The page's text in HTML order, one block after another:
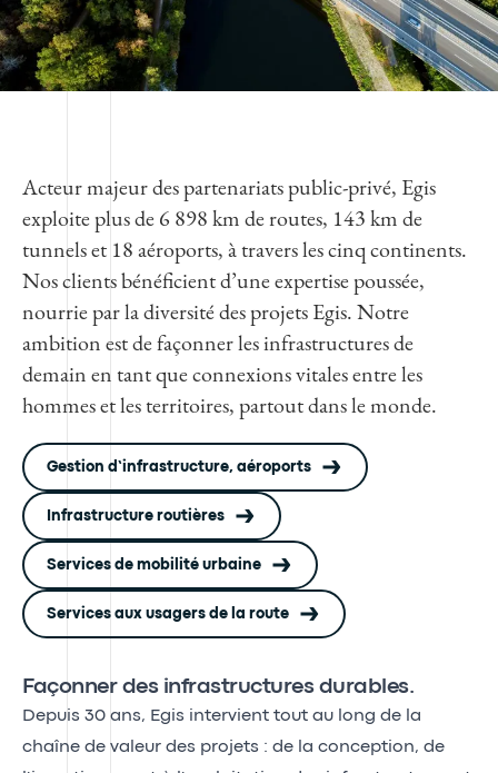
Acteur majeur des partenariats public-privé, Egis
exploite plus de 6 898 km de routes, 143 km de
tunnels et 18 aéroports, à travers les cinq continents.
Nos clients bénéficient d’une expertise poussée,
nourrie par la diversité des projets Egis. Notre
ambition est de façonner les infrastructures de
demain en tant que connexions vitales entre les
hommes et les territoires, partout dans le monde.
Gestion d’infrastructure, aéroports
Infrastructure routières
Services de mobilité urbaine
Services aux usagers de la route
Façonner des infrastructures durables.
Depuis 30 ans, Egis intervient tout au long de la
chaîne de valeur des projets : de la conception, de